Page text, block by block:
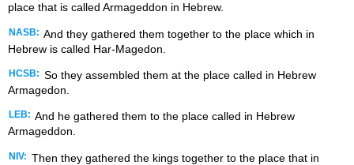
place that is called Armageddon in Hebrew.
NASB: And they gathered them together to the place which in
Hebrew is called Har-Magedon.
HCSB: So they assembled them at the place called in Hebrew
Armagedon.
LEB: And he gathered them to the place called in Hebrew
Armageddon.
NIV: Then they gathered the kings together to the place that in